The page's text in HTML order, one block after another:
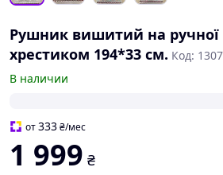
Рушник вишитий на ручної
хрестиком 194*33 см. Код:
В наличии
от333₴/мес
1 999 ₴